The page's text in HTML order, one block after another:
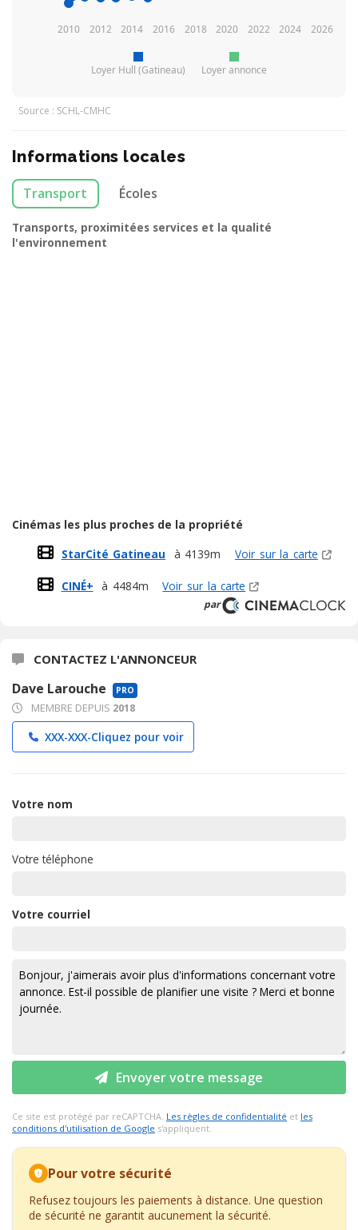
Loyer Hull (Gatineau) Loyer annonce
2010 2012 2014 2016 2018 2020 2022 2024 2026
Source : SCHL-CMHC
Informations locales
Transport Écoles
Transports, proximitées services et la qualité
l'environnement
Cinémas les plus proches de la propriété
StarCité Gatineau
à 4139m Voir sur la carte
CINÉ+ à 4484m Voir sur la carte
par
CONTACTEZ L'ANNONCEUR
Dave Larouche PRO
MEMBRE DEPUIS 2018
XXX-XXX-Cliquez pour voir
Votre nom
Votre téléphone
Votre courriel
Envoyer votre message
Ce site est protégé par reCAPTCHA. Les règles de confidentialité et les
conditions d'utilisation de Google s'appliquent.
Pour votre sécurité
Refusez toujours les paiements à distance. Une question
de sécurité ne garantit aucunement la sécurité.